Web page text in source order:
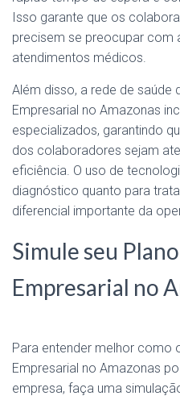
Isso garante que os
precisem se preocupar com
atendimentos médicos.
Além disso, a rede de saúde
Empresarial no Amazonas
especializados, garantindo
dos colaboradores sejam
eficiência. O uso de
diagnóstico quanto para
diferencial importante da
Simule seu
Empresarial no
Para entender melhor como
Empresarial no Amazonas
empresa, faça uma